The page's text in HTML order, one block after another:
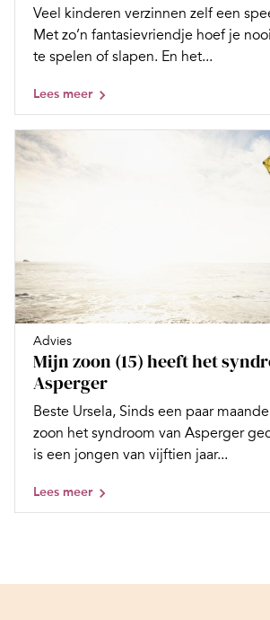
Veel kinderen verzinnen zelf een
Met zo’n fantasievriendje hoef je
te spelen of slapen. En het...
Lees meer
Advies
Mijn zoon (15) heeft het
Asperger
Beste Ursela, Sinds een paar
zoon het syndroom van Asperger
is een jongen van vijftien jaar...
Lees meer